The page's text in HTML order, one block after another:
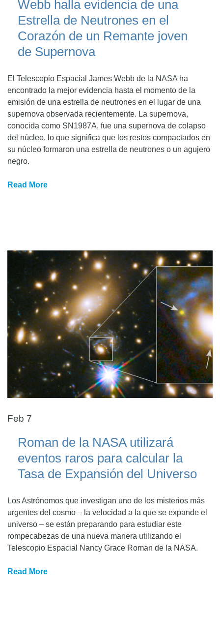
Webb halla evidencia de una
Estrella de Neutrones en el
Corazón de un Remante joven
de Supernova
El Telescopio Espacial James Webb de la NASA ha
encontrado la mejor evidencia hasta el momento de la
emisión de una estrella de neutrones en el lugar de una
supernova observada recientemente. La supernova,
conocida como SN1987A, fue una supernova de colapso
del núcleo, lo que significa que los restos compactados en
su núcleo formaron una estrella de neutrones o un agujero
negro.
Read More
Feb 7
Roman de la NASA utilizará
eventos raros para calcular la
Tasa de Expansión del Universo
Los Astrónomos que investigan uno de los misterios más
urgentes del cosmo – la velocidad a la que se expande el
universo – se están preparando para estudiar este
rompecabezas de una nueva manera utilizando el
Telescopio Espacial Nancy Grace Roman de la NASA.
Read More